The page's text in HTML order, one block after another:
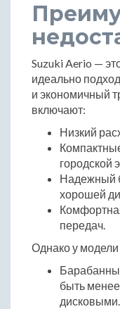
Suzuki Aerio —
идеально
и экономичный
включают:
Низкий
городской
Надежный
хорошей
передач.
Однако у модели
быть
дисковыми.